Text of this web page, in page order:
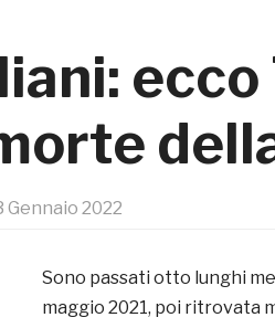
ecco
Gennaio 2022
Sono passati otto lunghi
maggio 2021, poi ritrovata